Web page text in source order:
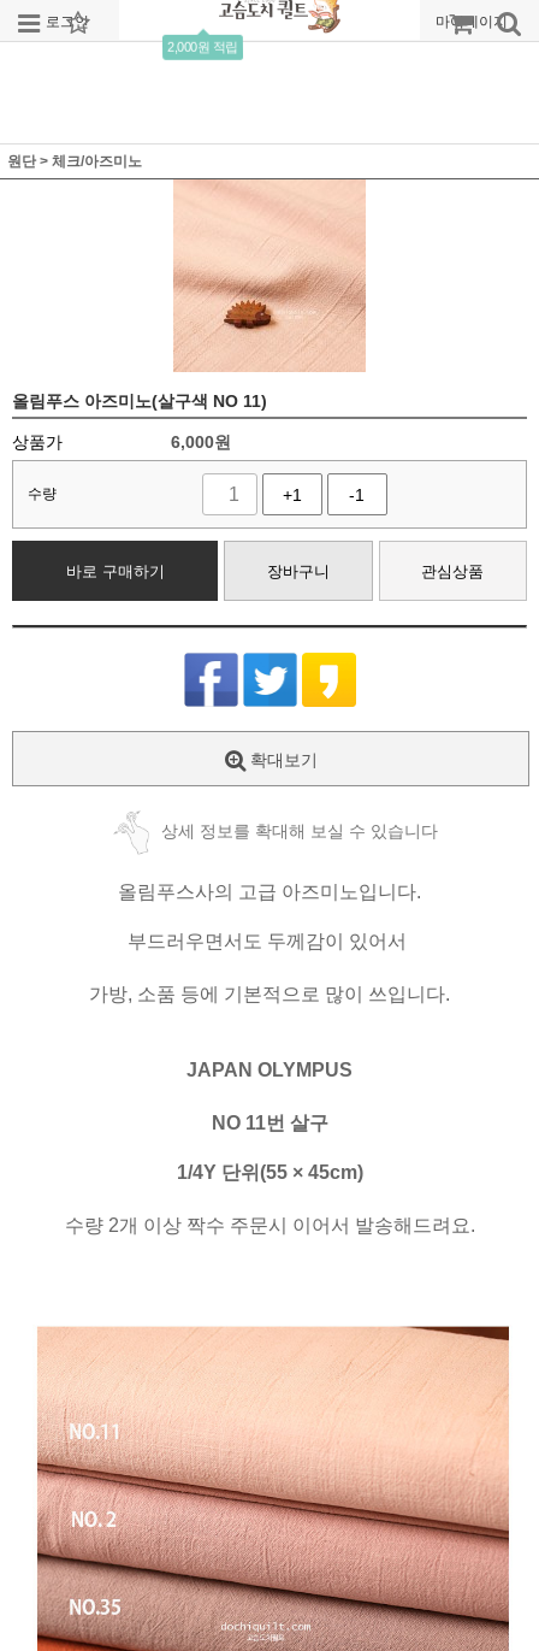
로그인 회원가입
2,000원 적립
주문조회 마이페이지
원단 > 체크/아즈미노
올림푸스 아즈미노(살구색 NO 11)
상품가 6,000원
수량 +1 -1
바로 구매하기 장바구니 관심상품
확대보기
상세 정보를 확대해 보실 수 있습니다
올림푸스사의 고급 아즈미노입니다.
부드러우면서도 두께감이 있어서
가방, 소품 등에 기본적으로 많이 쓰입니다.
JAPAN OLYMPUS
NO 11번 살구
1/4Y 단위(55 × 45cm)
수량 2개 이상 짝수 주문시 이어서 발송해드려요.